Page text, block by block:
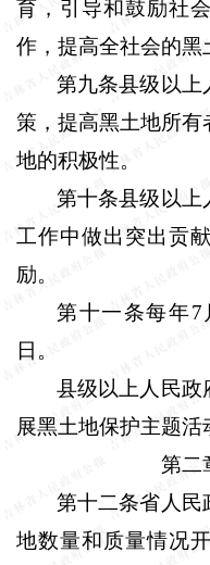
育，引导和鼓励社
作，提高全社会的黑
第九条县级以上
策，提高黑土地所有
地的积极性。
第十条县级以上
工作中做出突出贡
励。
第十一条每年7
日。
县级以上人民政
展黑土地保护主题活
第二
第十二条省人民
地数量和质量情况